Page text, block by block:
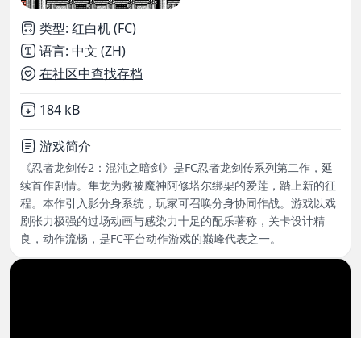
类型: 红白机 (FC)
语言: 中文 (ZH)
在社区中查找存档
Not downloaded
184 kB
游戏简介
《忍者龙剑传2：混沌之暗剑》是FC忍者龙剑传系列第二作，延
续首作剧情。隼龙为救被魔神阿修塔尔绑架的爱莲，踏上新的征
程。本作引入影分身系统，玩家可召唤分身协同作战。游戏以戏
剧张力极强的过场动画与感染力十足的配乐著称，关卡设计精
良，动作流畅，是FC平台动作游戏的巅峰代表之一。